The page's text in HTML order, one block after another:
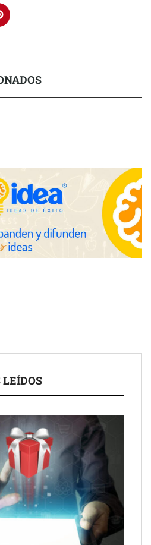
cuando un solo producto multiplica
el concurso ‘Talento Sénior’
creadas por y para mayores
transforman espacios de la